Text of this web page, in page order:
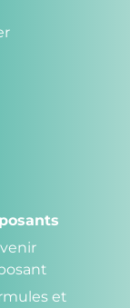
et